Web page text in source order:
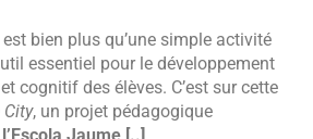
est bien plus qu’une simple activité
essentiel pour le développement
cognitif des élèves. C’est sur cette
City, un projet pédagogique
l’Escola Jaume [..]